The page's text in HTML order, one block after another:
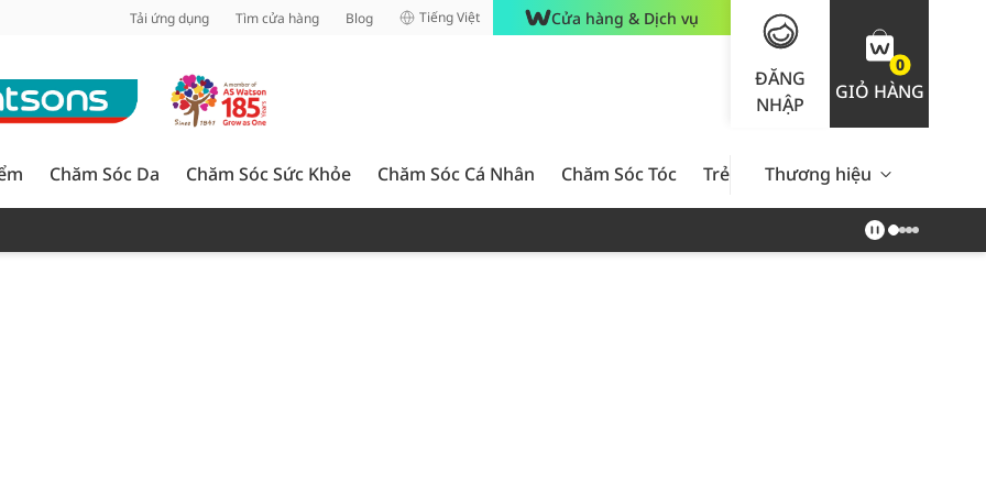
Tải ứng dụng Tìm cửa hàng Blog Tiếng Việt Cửa hàng & Dịch vụ
ĐĂNG
NHẬP
0
GIỎ HÀNG
Chăm Sóc Da Chăm Sóc Sức Khỏe Chăm Sóc Cá Nhân Chăm Sóc Tóc Trẻ Em Nam Giới Chăm Sóc
Thương hiệu